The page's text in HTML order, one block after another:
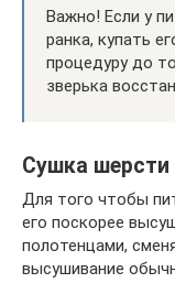
Важно! Если у
ранка, купать
процедуру до
зверька
Сушка шерсти
Для того чтобы
его поскорее
полотенцами,
высушивание